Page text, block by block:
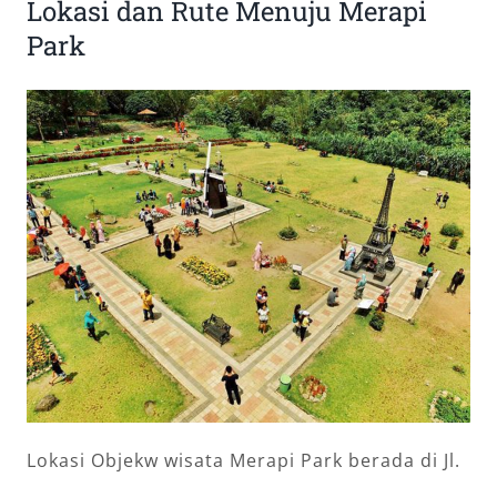
Lokasi dan Rute Menuju Merapi
Park
Lokasi Objekw wisata Merapi Park berada di Jl.